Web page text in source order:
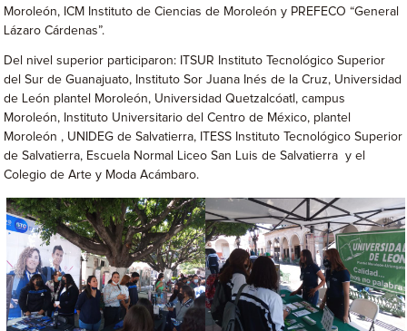
Moroleón, ICM Instituto de Ciencias de Moroleón y PREFECO “General
Lázaro Cárdenas”.
Del nivel superior participaron: ITSUR Instituto Tecnológico Superior
del Sur de Guanajuato, Instituto Sor Juana Inés de la Cruz, Universidad
de León plantel Moroleón, Universidad Quetzalcóatl, campus
Moroleón, Instituto Universitario del Centro de México, plantel
Moroleón , UNIDEG de Salvatierra, ITESS Instituto Tecnológico Superior
de Salvatierra, Escuela Normal Liceo San Luis de Salvatierra y el
Colegio de Arte y Moda Acámbaro.